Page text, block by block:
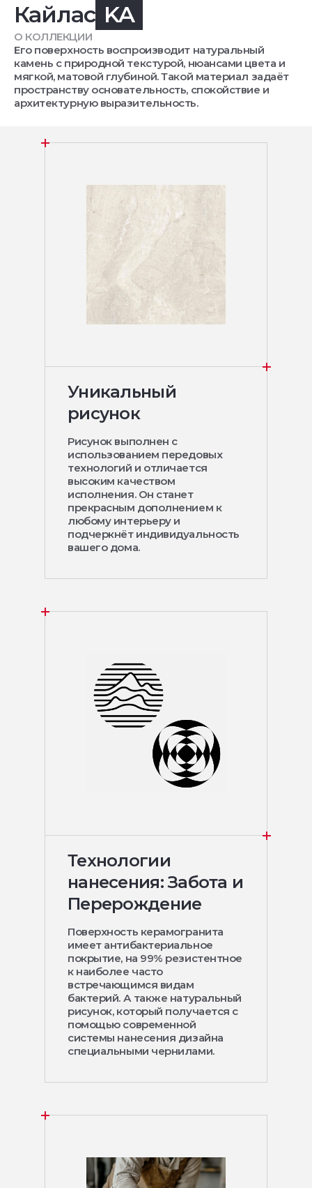
Кайлас KA
О КОЛЛЕКЦИИ
Его поверхность воспроизводит натуральный
камень с природной текстурой, нюансами цвета и
мягкой, матовой глубиной. Такой материал задаёт
пространству основательность, спокойствие и
архитектурную выразительность.
Уникальный
рисунок
Рисунок выполнен с
использованием передовых
технологий и отличается
высоким качеством
исполнения. Он станет
прекрасным дополнением к
любому интерьеру и
подчеркнёт индивидуальность
вашего дома.
Технологии
нанесения: Забота и
Перерождение
Поверхность керамогранита
имеет антибактериальное
покрытие, на 99% резистентное
к наиболее часто
встречающимся видам
бактерий. А также натуральный
рисунок, который получается с
помощью современной
системы нанесения дизайна
специальными чернилами.